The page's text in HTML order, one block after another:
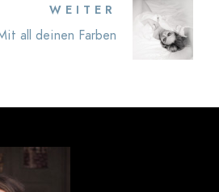
WEITER
all deinen Farben